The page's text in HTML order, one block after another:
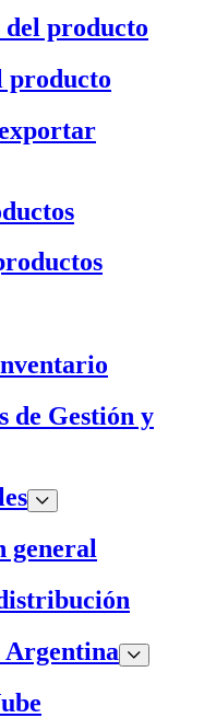
del producto
producto
de Gestión y
general
Argentina